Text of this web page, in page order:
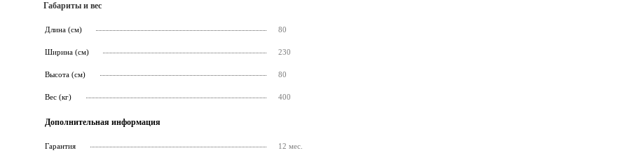
Габариты и вес
Длина (см) 80
Ширина (см) 230
Высота (см) 80
Вес (кг) 400
Дополнительная информация
Гарантия 12 мес.